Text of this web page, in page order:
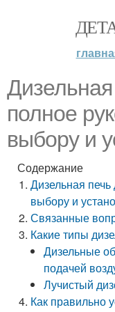
полное
выбору и
Содержание
Дизельная
выбору и
Связанные
Какие типы
Дизельные
подачей
Лучистый
Как правильно